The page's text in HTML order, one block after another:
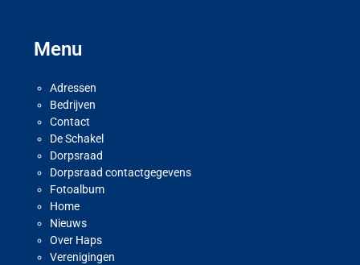
Menu
Adressen
Bedrijven
Contact
De Schakel
Dorpsraad
Dorpsraad contactgegevens
Fotoalbum
Home
Nieuws
Over Haps
Verenigingen